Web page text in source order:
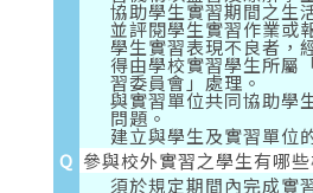
協助學生實習期間之生
並評閱學生實習作業或
學生實習表現不良者，
得由學校實習學生所屬
習委員會」處理。
與實習單位共同協助學
問題。
建立與學生及實習單位
Q 參與校外實習之學生有哪些
須於規定期間內完成實